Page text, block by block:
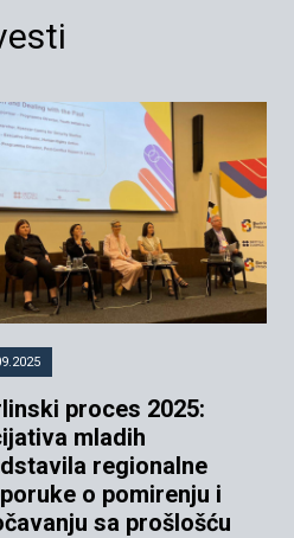
proces 2025:
mladih
regionalne
o pomirenju i
sa prošlošću